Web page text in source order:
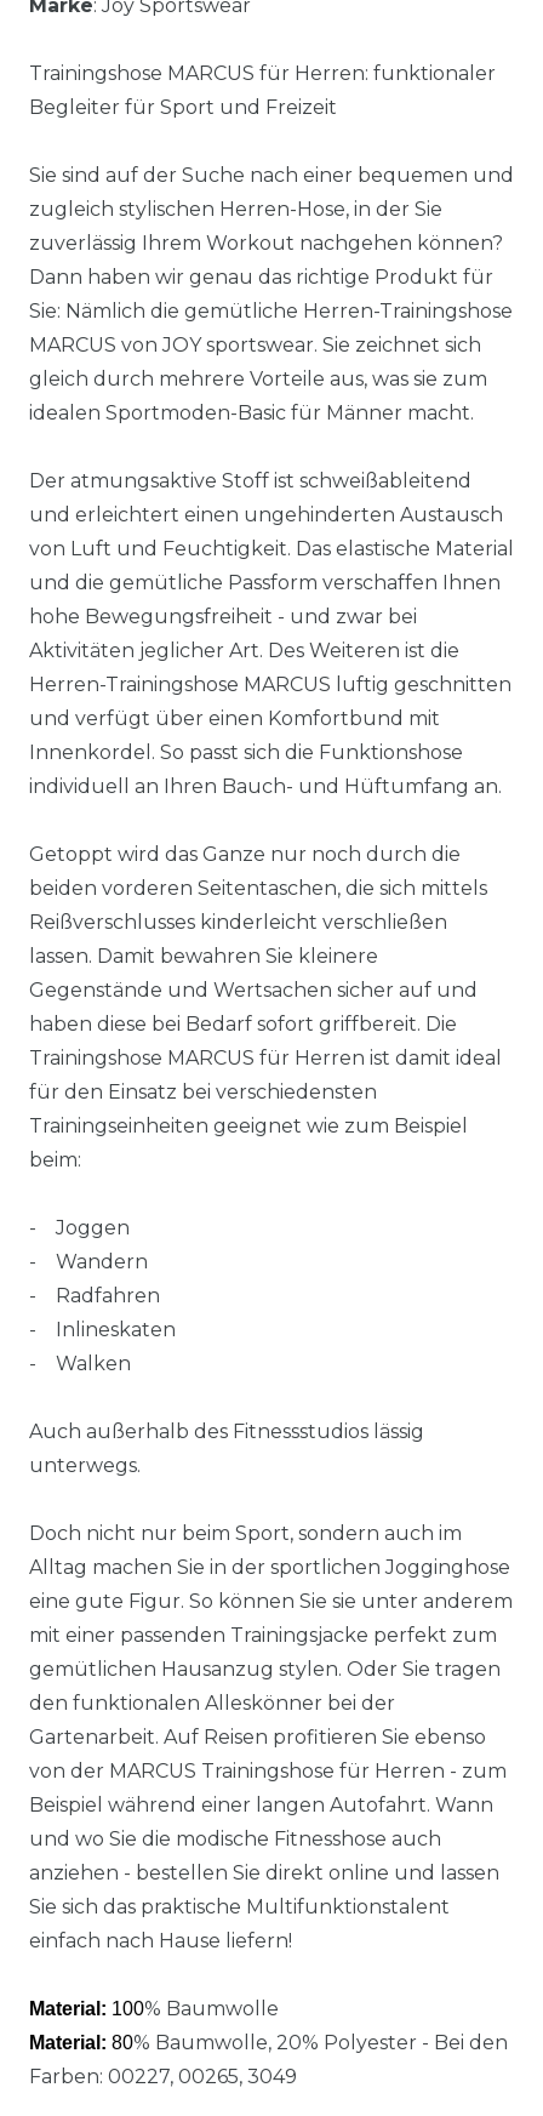
Marke: Joy Sportswear
Trainingshose MARCUS für Herren: funktionaler
Begleiter für Sport und Freizeit
Sie sind auf der Suche nach einer bequemen und
zugleich stylischen Herren-Hose, in der Sie
zuverlässig Ihrem Workout nachgehen können?
Dann haben wir genau das richtige Produkt für
Sie: Nämlich die gemütliche Herren-Trainingshose
MARCUS von JOY sportswear. Sie zeichnet sich
gleich durch mehrere Vorteile aus, was sie zum
idealen Sportmoden-Basic für Männer macht.
Der atmungsaktive Stoff ist schweißableitend
und erleichtert einen ungehinderten Austausch
von Luft und Feuchtigkeit. Das elastische Material
und die gemütliche Passform verschaffen Ihnen
hohe Bewegungsfreiheit - und zwar bei
Aktivitäten jeglicher Art. Des Weiteren ist die
Herren-Trainingshose MARCUS luftig geschnitten
und verfügt über einen Komfortbund mit
Innenkordel. So passt sich die Funktionshose
individuell an Ihren Bauch- und Hüftumfang an.
Getoppt wird das Ganze nur noch durch die
beiden vorderen Seitentaschen, die sich mittels
Reißverschlusses kinderleicht verschließen
lassen. Damit bewahren Sie kleinere
Gegenstände und Wertsachen sicher auf und
haben diese bei Bedarf sofort griffbereit. Die
Trainingshose MARCUS für Herren ist damit ideal
für den Einsatz bei verschiedensten
Trainingseinheiten geeignet wie zum Beispiel
beim:
- Joggen
- Wandern
- Radfahren
- Inlineskaten
- Walken
Auch außerhalb des Fitnessstudios lässig
unterwegs.
Doch nicht nur beim Sport, sondern auch im
Alltag machen Sie in der sportlichen Jogginghose
eine gute Figur. So können Sie sie unter anderem
mit einer passenden Trainingsjacke perfekt zum
gemütlichen Hausanzug stylen. Oder Sie tragen
den funktionalen Alleskönner bei der
Gartenarbeit. Auf Reisen profitieren Sie ebenso
von der MARCUS Trainingshose für Herren - zum
Beispiel während einer langen Autofahrt. Wann
und wo Sie die modische Fitnesshose auch
anziehen - bestellen Sie direkt online und lassen
Sie sich das praktische Multifunktionstalent
einfach nach Hause liefern!
Material: 100% Baumwolle
Material: 80% Baumwolle, 20% Polyester - Bei den
Farben: 00227, 00265, 3049